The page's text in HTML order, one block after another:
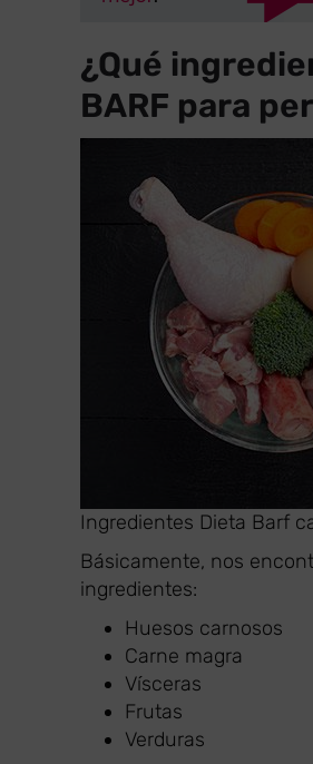
¿Qué
BARF para
Ingredientes Dieta Barf
Básicamente, nos
ingredientes:
Huesos carnosos
Carne magra
Vísceras
Frutas
Verduras